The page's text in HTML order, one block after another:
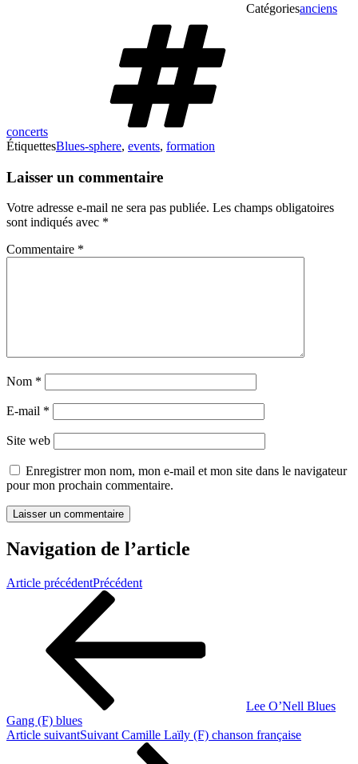
Catégoriesanciens
concerts
ÉtiquettesBlues-sphere, events, formation
Laisser un commentaire
Votre adresse e-mail ne sera pas publiée. Les champs obligatoires
sont indiqués avec *
Commentaire *
Nom *
E-mail *
Site web
Enregistrer mon nom, mon e-mail et mon site dans le navigateur
pour mon prochain commentaire.
Navigation de l’article
Article précédentPrécédent
Lee O’Nell Blues
Gang (F) blues
Article suivantSuivant Camille Laïly (F) chanson française